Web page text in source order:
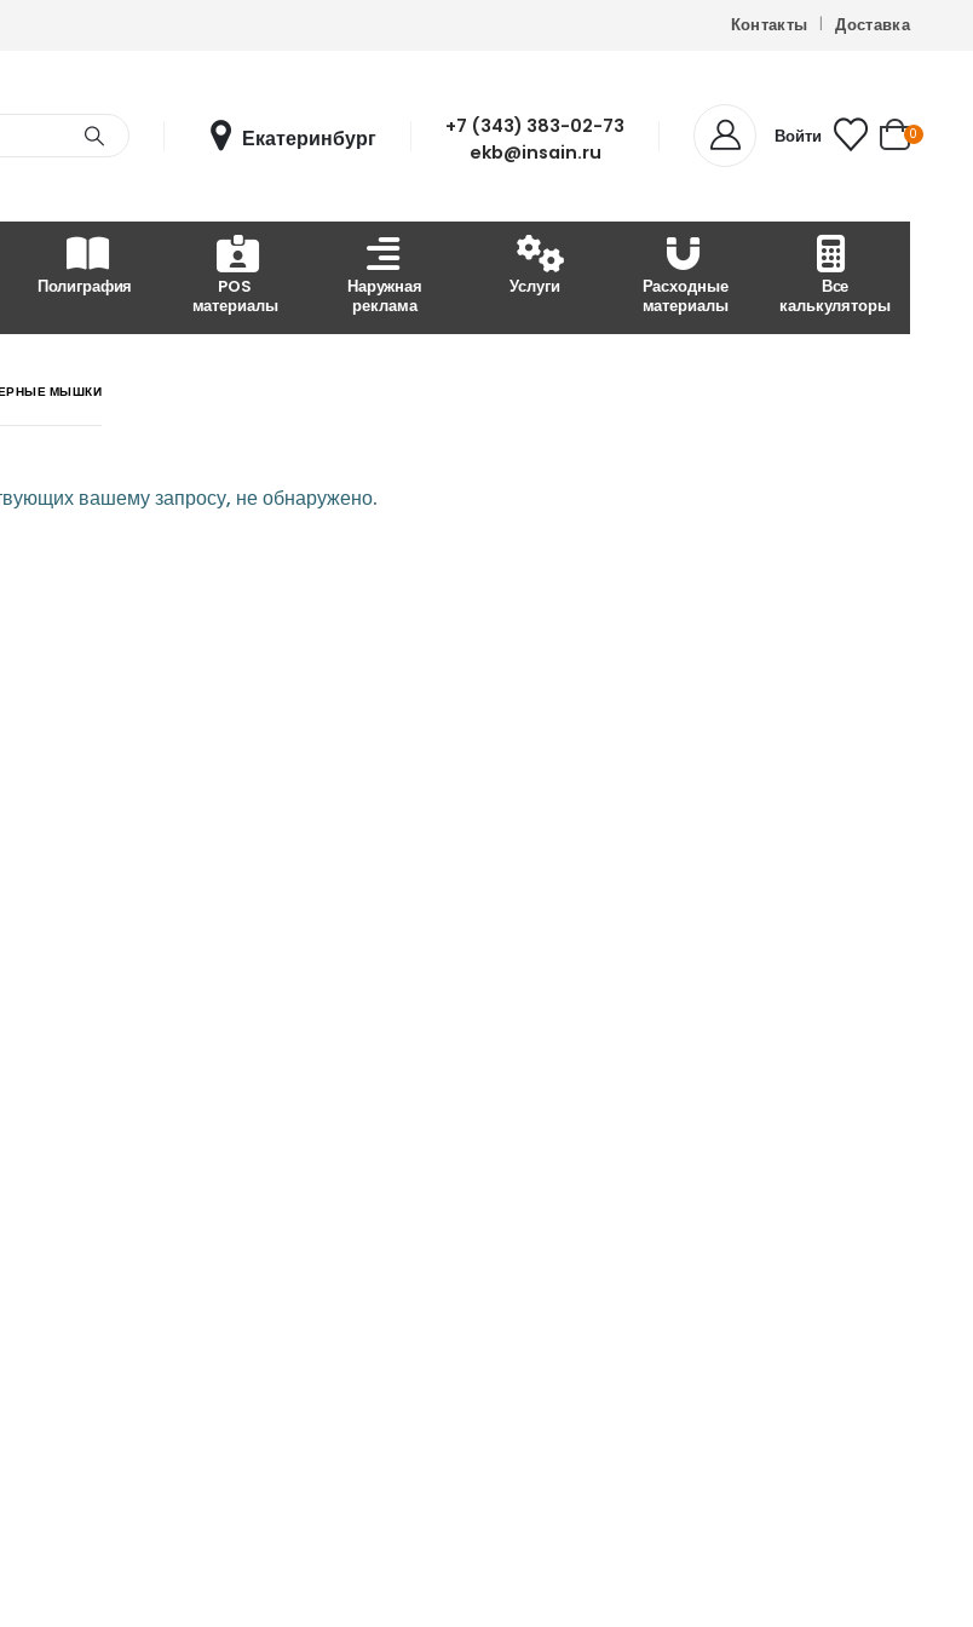
Контакты Доставка
Екатеринбург
+7 (343) 383-02-73
ekb@insain.ru
Войти 0
Полиграфия
POS
материалы
Наружная
реклама
Услуги
Расходные
материалы
Все
калькуляторы
МЫШКИ
вашему запросу, не обнаружено.